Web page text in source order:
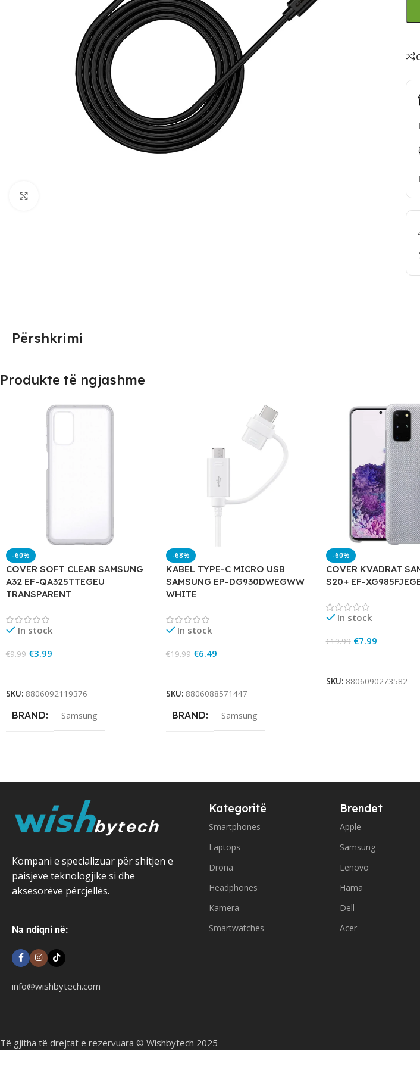
Përshkrimi
Produkte të ngjashme
-60%
COVER SOFT CLEAR SAMSUNG
A32 EF-QA325TTEGEU
TRANSPARENT
In stock
€9.99 €3.99
SKU: 8806092119376
BRAND Samsung
-68%
KABEL TYPE-C MICRO USB
SAMSUNG EP-DG930DWEGWW
WHITE
In stock
€19.99 €6.49
SKU: 8806088571447
BRAND Samsung
-60%
COVER KVADRAT
S20+ EF-
In stock
€19.99 €7.99
SKU: 8806090273582
Kompani e specializuar për shitjen e
paisjeve teknologjike si dhe
aksesorëve përcjellës.
Na ndiqni në:
info@wishbytech.com
Kategoritë
Smartphones
Laptops
Drona
Headphones
Kamera
Smartwatches
Brendet
Apple
Samsung
Lenovo
Hama
Dell
Acer
Të gjitha të drejtat e rezervuara © Wishbytech 2025